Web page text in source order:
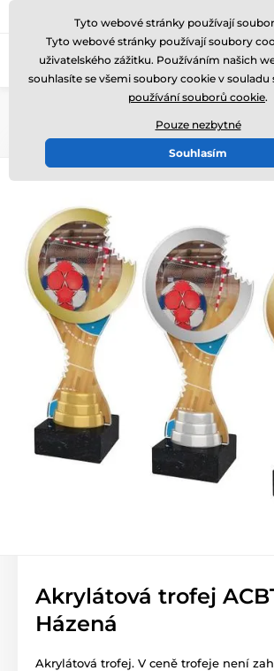
Zavolejte nám (Po-Pá 8-17)
Akrylátová trofej
Házená
Akrylátová trofej. V ceně trofeje není
Tyto webové stránky používají
Tyto webové stránky používají soubory
uživatelského zážitku. Používáním našich
souhlasíte se všemi soubory cookie v souladu
používání souborů cookie.
Pouze nezbytné
Souhlasím